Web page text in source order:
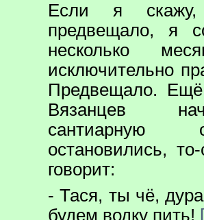
Если я
предвещало, я
несколько
исключительно
Предвещало. Ещё
Вязанцев
сантиарную
остановились,
говорит:
- Тася, ты чё,
будем водку пить!